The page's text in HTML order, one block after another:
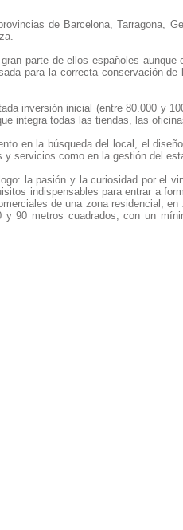
de Barcelona, Tarragona,
parte de ellos españoles
para la correcta conservación
inversión inicial (entre 80.000 y
integra todas las tiendas, las
en la búsqueda del local, el
servicios como en la gestión del
la pasión y la curiosidad por el
indispensables para entrar a
de una zona residencial,
90 metros cuadrados, con un